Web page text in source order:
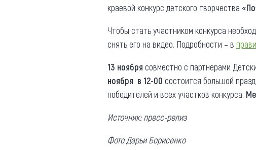
краевой конкурс детского творчества
Чтобы стать участником конкурса
снять его на видео. Подробности – в
13 ноября совместно с партнерами
ноября в 12-00 состоится большой
победителей и всех участков конкурса.
Источник: пресс-релиз
Фото Дарьи Борисенко